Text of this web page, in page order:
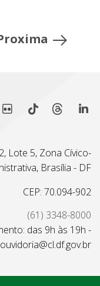
Lote 5, Zona Cívico-
Brasília - DF
CEP: 70.094-902
(61) 3348-8000
das 9h às 19h -
ouvidoria@cl.df.gov.br